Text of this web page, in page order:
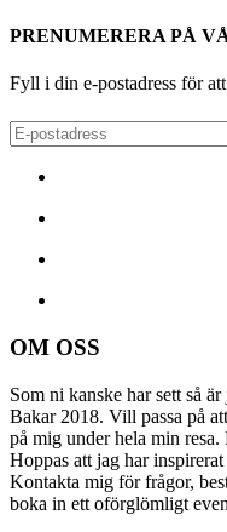
PRENUMERERA PÅ
Fyll i din e-postadress för
OM OSS
Som ni kanske har sett så
Bakar 2018. Vill passa på
på mig under hela min
Hoppas att jag har
Kontakta mig för frågor,
boka in ett oförglömligt